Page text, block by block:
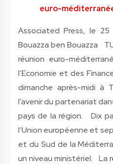
euro-
Associated Press, le
Bouazza ben Bouazza
réunion euro-
l’Economie et des
dimanche après-midi à
l’avenir du partenariat
pays de la région. Dix
l’Union européenne et
et du Sud de la
un niveau ministériel. La